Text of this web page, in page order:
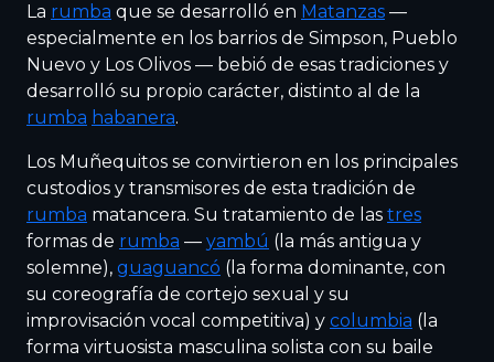
La rumba que se desarrolló en Matanzas —
especialmente en los barrios de Simpson, Pueblo
Nuevo y Los Olivos — bebió de esas tradiciones y
desarrolló su propio carácter, distinto al de la
rumba habanera.
Los Muñequitos se convirtieron en los principales
custodios y transmisores de esta tradición de
rumba matancera. Su tratamiento de las tres
formas de rumba — yambú (la más antigua y
solemne), guaguancó (la forma dominante, con
su coreografía de cortejo sexual y su
improvisación vocal competitiva) y columbia (la
forma virtuosista masculina solista con su baile